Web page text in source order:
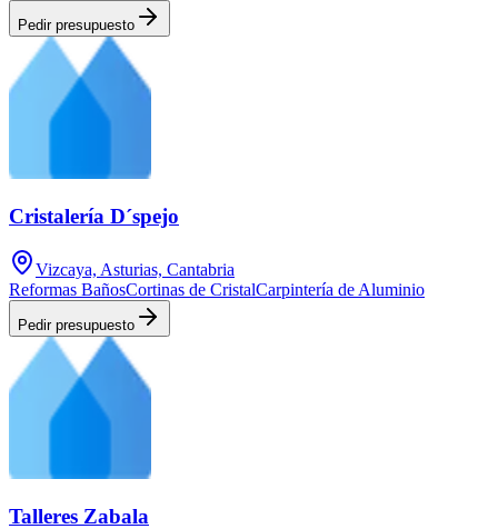
Pedir presupuesto
Cristalería D´spejo
Vizcaya, Asturias, Cantabria
Reformas BañosCortinas de CristalCarpintería de Aluminio
Pedir presupuesto
Talleres Zabala